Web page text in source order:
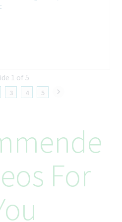
finanční, právní a sociální
Teva k rovným
ohledu na věk, rasu, vyznání,
zdravotní postižení,
orientaci, genderovou
původ, národní či etnický původ
status, který má nárok na
3 4 5
1 of 5
For